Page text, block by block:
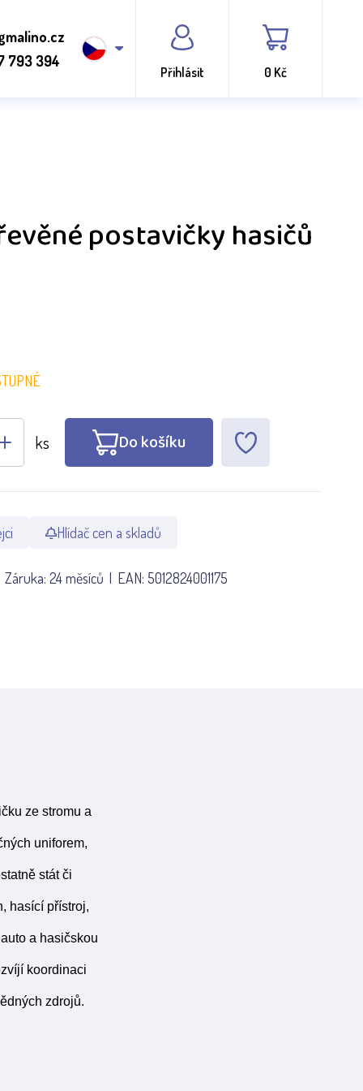
793 394
Přihlásit 0 Kč
postavičky hasičů
ks Do košíku
Hlídač cen a skladů
Záruka: 24 měsíců EAN: 5012824001175
ze stromu a
uniforem,
stát či
hasící přístroj,
a hasičskou
koordinaci
zdrojů.